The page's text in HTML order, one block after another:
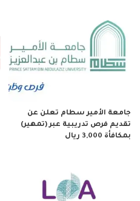
جامعة الأمير سطام تعلن عن
تقديم فرص تدريبية عبر (تمهير)
بمكافأة 3,000 ريال